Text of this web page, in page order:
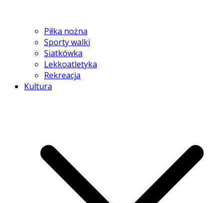
Piłka nożna
Sporty walki
Siatkówka
Lekkoatletyka
Rekreacja
Kultura